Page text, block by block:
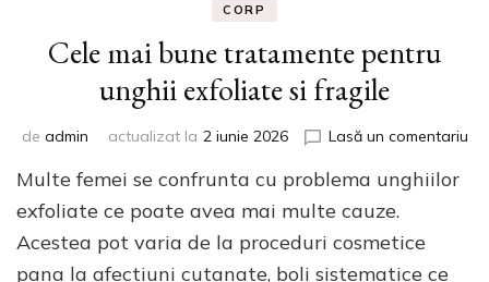
CORP
Cele mai bune tratamente pentru
unghii exfoliate si fragile
de admin actualizat la 2 iunie 2026 Lasă un comentariula
Multe femei se confrunta cu problema unghiilor
exfoliate ce poate avea mai multe cauze.
Acestea pot varia de la proceduri cosmetice
pana la afectiuni cutanate, boli sistematice ce